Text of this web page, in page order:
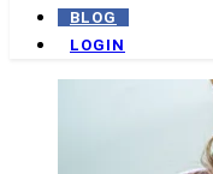
BLOG
LOGIN